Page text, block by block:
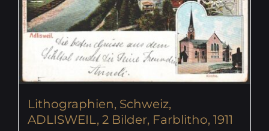
Lithographien, Schweiz,
ADLISWEIL, 2 Bilder, Farblitho, 1911